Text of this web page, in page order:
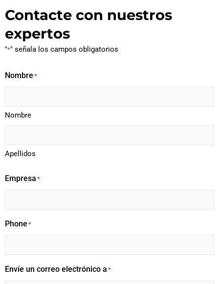
Contacte con nuestros
expertos
"*" señala los campos obligatorios
Nombre *
Nombre
Apellidos
Empresa *
Phone *
Envíe un correo electrónico a *